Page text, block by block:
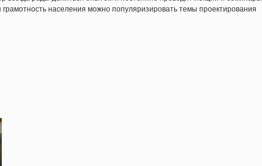
населения можно популяризировать темы проектирования